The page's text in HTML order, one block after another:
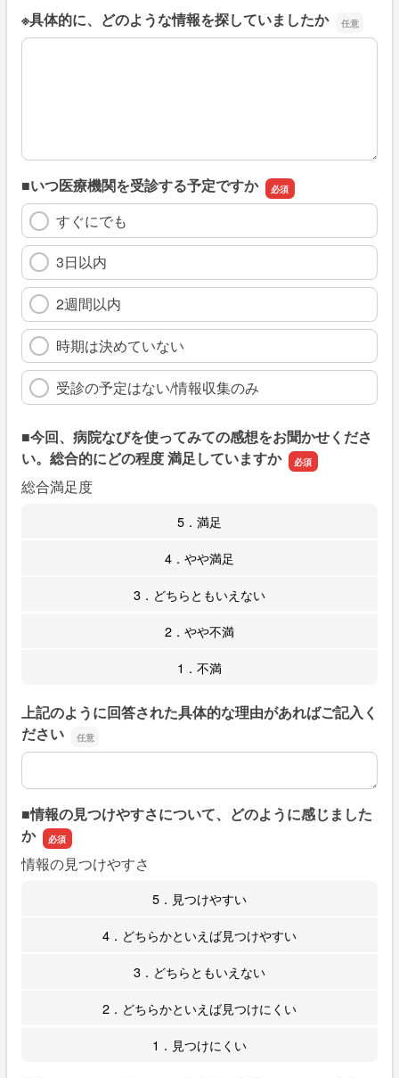
※具体的に、どのような情報を探していましたか
※具体的に、どのような情報を探していましたか
■いつ医療機関を受診する予定ですか
すぐにでも
3日以内
2週間以内
時期は決めていない
受診の予定はない/情報収集のみ
■今回、病院なびを使ってみての感想をお聞かせくださ
い。総合的にどの程度 満足していますか
総合満足度
5．満足
4．やや満足
3．どちらともいえない
2．やや不満
1．不満
上記のように回答された具体的な理由があればご記入く
ださい
上記のように回答された具体的な理由があればご記入くだ
■情報の見つけやすさについて、どのように感じました
か
情報の見つけやすさ
5．見つけやすい
4．どちらかといえば見つけやすい
3．どちらともいえない
2．どちらかといえば見つけにくい
1．見つけにくい